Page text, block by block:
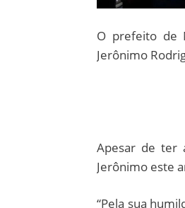
O prefeito de
Jerônimo
Apesar de ter
Jerônimo este
“Pela sua